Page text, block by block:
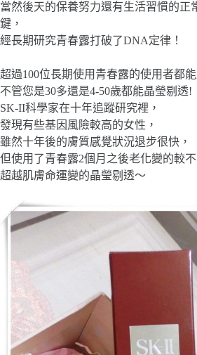
當然後天的保養努力還有生活習慣的正
鍵，
經長期研究青春露打破了DNA定律！
超過100位長期使用青春露的使用者都能
不管您是30多還是4-50歲都能晶瑩剔透!
SK-II科學家在十年追蹤研究裡，
發現有些基因風險較高的女性，
雖然十年後的膚質感覺狀況退步很快，
但使用了青春露2個月之後老化變的較不
超越肌膚命運變的晶瑩剔透～